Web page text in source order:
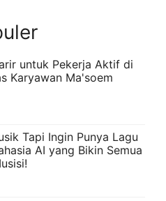
untuk Pekerja Aktif di
Karyawan Ma'soem
Tapi Ingin Punya Lagu
AI yang Bikin Semua